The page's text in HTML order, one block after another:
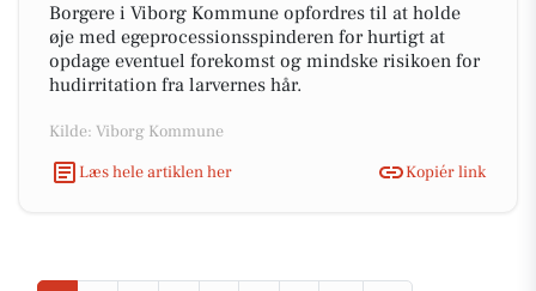
Borgere i Viborg Kommune opfordres til at holde
øje med egeprocessionsspinderen for hurtigt at
opdage eventuel forekomst og mindske risikoen for
hudirritation fra larvernes hår.
Kilde: Viborg Kommune
Læs hele artiklen her
Kopiér link